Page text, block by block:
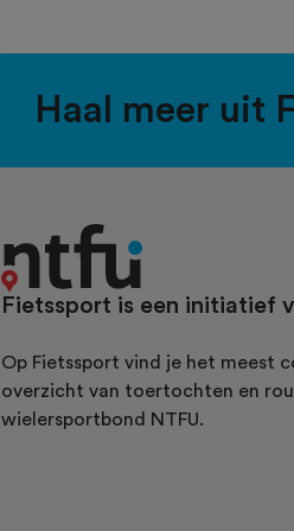
Haal meer uit
Fietssport is een initiatief
Op Fietssport vind je het meest
overzicht van toertochten en
wielersportbond NTFU.